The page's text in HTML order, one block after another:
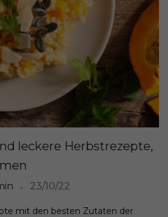
leckere Herbstrezepte,
23/10/22
mit den besten Zutaten der